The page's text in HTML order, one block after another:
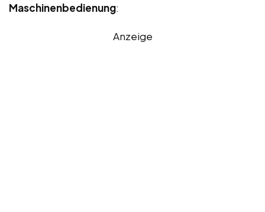
Maschinenbedienung:
Anzeige